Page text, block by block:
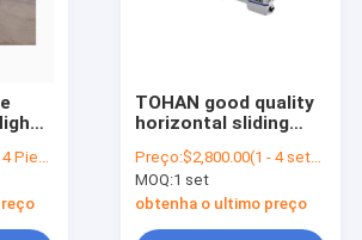
For
Pieces)
TOHAN good quality
horizontal sliding
table panel saw
machine MJ6132YIIF
Preço:$2,800.00(1 - 4 sets) $2,500.00(>=5 sets)
MOQ:1 set
obtenha o ultimo preço